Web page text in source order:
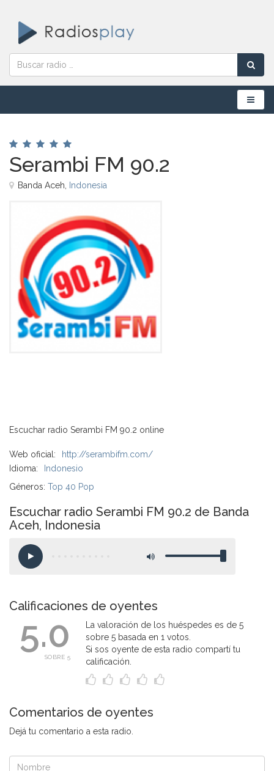
Menú
Serambi FM 90.2
Banda Aceh, Indonesia
Escuchar radio Serambi FM 90.2 online
Web oficial:
http://serambifm.com/
Idioma:
Indonesio
Géneros: Top 40 Pop
Escuchar radio Serambi FM 90.2 de Banda
Aceh, Indonesia
Calificaciones de oyentes
5.0
SOBRE 5
La valoración de los huéspedes es de 5
sobre 5 basada en 1 votos.
Si sos oyente de esta radio compartí tu
calificación.
Comentarios de oyentes
Dejá tu comentario a esta radio.